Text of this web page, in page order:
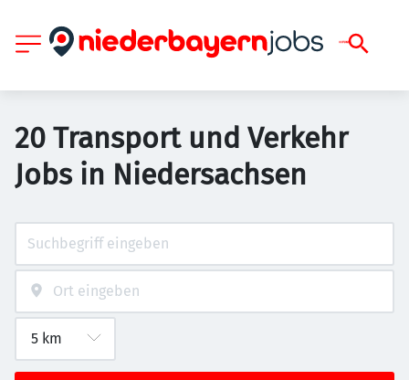
20 Transport und Verkehr
Jobs in Niedersachsen